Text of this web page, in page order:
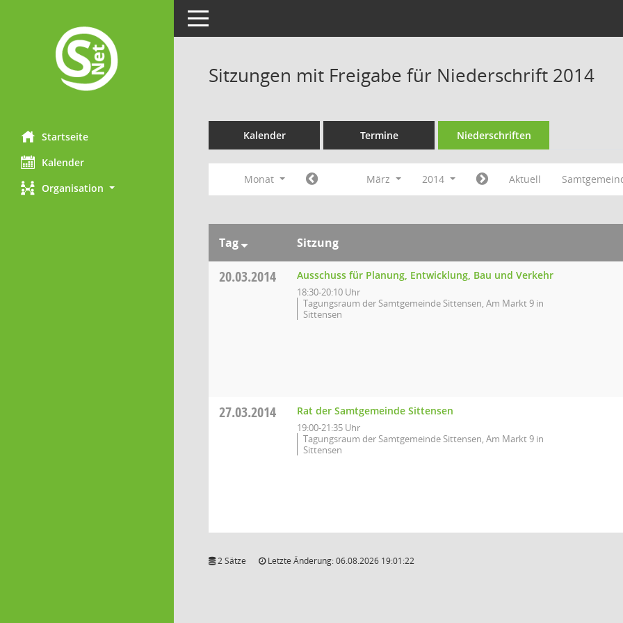
Startseite
Kalender
Organisation
Toggle navigation
Sitzungen mit Freigabe für Niederschrift 2014
Kalender Termine Niederschriften
Monat März 2014 Aktuell
Tag Sitzung
20.03.2014 Ausschuss für Planung, Entwicklung, Bau und Verkehr
18:30-20:10 Uhr
Tagungsraum der Samtgemeinde Sittensen, Am Markt 9 in
Sittensen
27.03.2014 Rat der Samtgemeinde Sittensen
19:00-21:35 Uhr
Tagungsraum der Samtgemeinde Sittensen, Am Markt 9 in
Sittensen
2 Sätze Letzte Änderung: 06.08.2026 19:01:22